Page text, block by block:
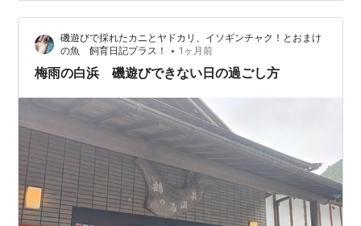
磯遊びで採れたカニとヤドカリ、イソギンチャク！とおまけ
の魚 飼育日記プラス！
• 1ヶ月前
梅雨の白浜 磯遊びできない日の過ごし方